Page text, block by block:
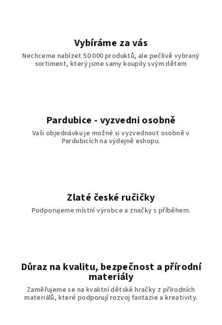
Vybíráme za vás
Nechceme nabízet 50 000 produktů, ale pečlivě vybraný
sortiment, který jsme samy koupily svým dětem
Pardubice - vyzvedni osobně
Vaši objednávku je možné si vyzvednout osobně v
Pardubicích na výdejně eshopu.
Zlaté české ručičky
Podporujeme místní výrobce a značky s příběhem.
Důraz na kvalitu, bezpečnost a přírodní
materiály
Zaměřujeme se na kvalitní dětské hračky z přírodních
materiálů, které podporují rozvoj fantazie a kreativity.